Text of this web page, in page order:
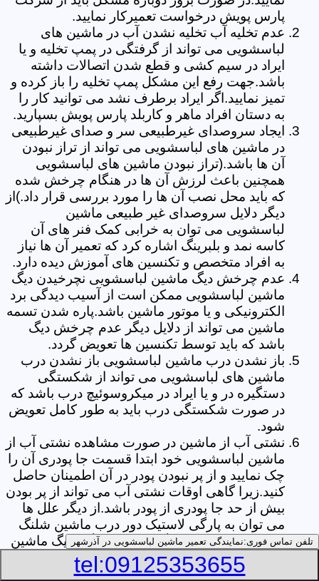
پارس پویش درخواست تعمیرکار نمایید.
عدم تخلیه آب تخلیه نشدن آب در ماشین های
لباسشویی می تواند از گرفتگی در پمپ تخلیه و یا
ایراد در سیم کشی و قطع شدن اتصالات داشته
باشد.جهت رفع این مشکل پمپ تخلیه را باز کرده و
تمیز نمایید.اگر ایراد برطرف نشد می توانید کار را
به دستان افراد ماهر و کاربلد پارس پویش بسپارید.
ایجاد سروصدای غیرطبیعی سر و صدای غیرطبیعی
در ماشین های لباسشویی می تواند از تراز نبودن
آن ها باشد.(تراز نبودن ماشین های لباسشویی
همچنین باعث لرزش آن ها در هنگام چرخش شده
که باید محل نصب آن ها را مورد بررسی قرار داد.)از
دیگر دلایل سروصدای غیر طبیعی ماشین
لباسشویی می توان به خرابی کمک فنر های آن
کاسه نمد و بلبرینگ اشاره کرد که تعمیر آن ها نیاز
به افراد متخصص و تکنسین های آموزش دیده دارد.
عدم چرخش دیگ ماشین لباسشویی نچرخیدن دیگ
ماشین لباسشویی ممکن است از آسیب دیدگی برد
الکترونیکی و یا موتور ماشین باشد.پاره شدن تسمه
ماشین می تواند از دلایل دیگر عدم چرخش دیگ
باشد که باید توسط تکنسین ها تعویض گردد.
باز نشدن درب ماشین لباسشویی باز نشدن درب
ماشین های لباسشویی می تواند از شکستگی
دستگیره در و یا ایراد در میکروسوئیچ درب باشد که
در صورت شکستگی درب باید به طور کامل تعویض
شود.
نشتی آب از ماشین در صورت مشاهده نشتی آب از
ماشین لباسشویی خود ابتدا قسمت جا پودری آن را
چک نمایید و از پر نبودن پودر در آن اطمینان حاصل
کنید.زیرا گاهی اوقات نشتی آب می تواند از پر بودن
بیش از حد جا پودری از پودر باشد.از دیگر علل ها
می توان به پارگی لاستیک دور درب ماشین شلنگ
تخلیه خرطومی زیر دیگ و یا شکستگی دیگ ماشین
های لباسشویی اشاره کرد.
خشک نکردن لباس ها یکی از بیشترین علل های
تلفن تماس فوری:نمایندگی تعمیر ماشین لباسشویی در آذرشهر
tel:09125353655